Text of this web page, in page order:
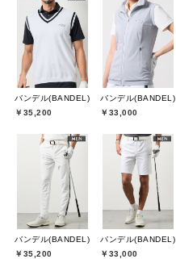
バンデル(BANDEL)
￥35,200
バンデル(BANDEL)
￥33,000
バンデル(BANDEL)
￥35,200
バンデル(BANDEL)
￥33,000